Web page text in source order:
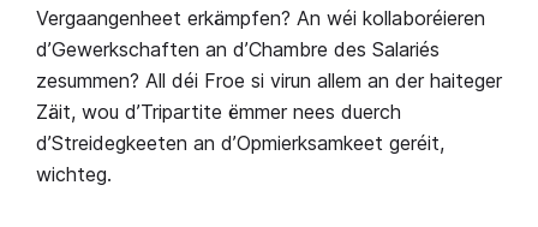
Vergaangenheet erkämpfen? An wéi kollaboréieren
d’Gewerkschaften an d’Chambre des Salariés
zesummen? All déi Froe si virun allem an der haiteger
Zäit, wou d’Tripartite ëmmer nees duerch
d’Streidegkeeten an d’Opmierksamkeet geréit,
wichteg.